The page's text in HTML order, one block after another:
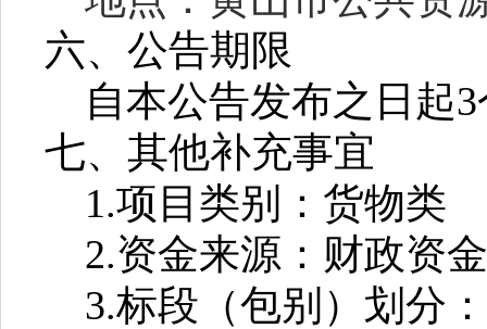
六、公告期限
自本公告发布之日起
七、其他补充事宜
1.项目类别： 货物类
2.资金来源： 财政资
3.标段（包别）划分